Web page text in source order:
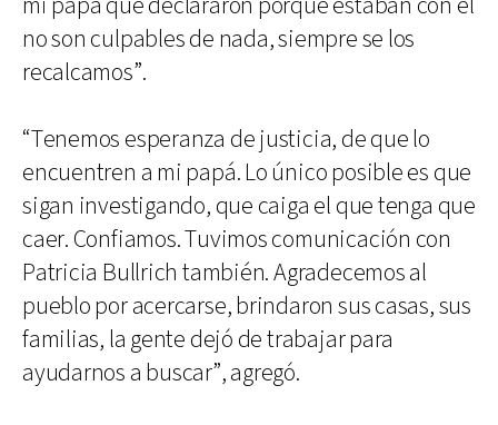
no son culpables de nada, siempre se los
recalcamos”.
“Tenemos esperanza de justicia, de que lo
encuentren a mi papá. Lo único posible es que
sigan investigando, que caiga el que tenga que
caer. Confiamos. Tuvimos comunicación con
Patricia Bullrich también. Agradecemos al
pueblo por acercarse, brindaron sus casas, sus
familias, la gente dejó de trabajar para
ayudarnos a buscar”, agregó.